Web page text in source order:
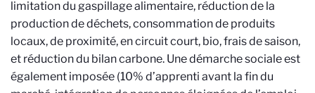
limitation du gaspillage alimentaire, réduction de la
production de déchets, consommation de produits
locaux, de proximité, en circuit court, bio, frais de saison,
et réduction du bilan carbone. Une démarche sociale est
également imposée (10% d’apprenti avant la fin du